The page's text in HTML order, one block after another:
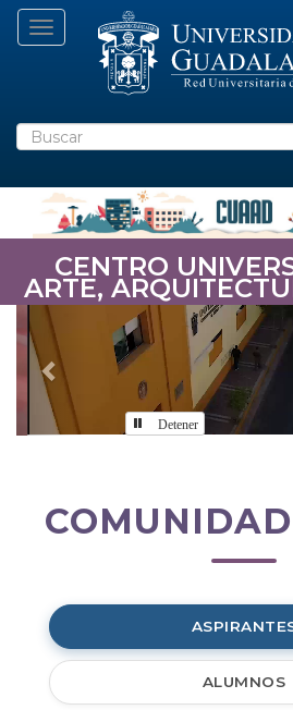
Pasar
Toggle navigation
Buscar
CENTRO
ARTE,
Previous
Detener
Comunidad
ALUMNOS